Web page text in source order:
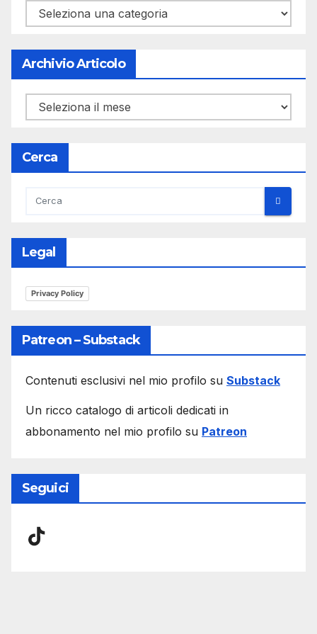
Categorie
Archivio Articolo
Archivio
Articolo
Cerca
Legal
Privacy Policy
Patreon – Substack
Contenuti esclusivi nel mio profilo su Substack
Un ricco catalogo di articoli dedicati in
abbonamento nel mio profilo su Patreon
Seguici
TikTok